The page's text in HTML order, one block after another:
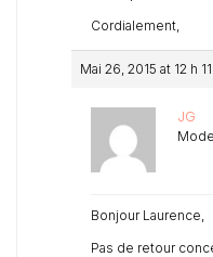
Cordialement,
Mai 26, 2015 at 12 h
JG
Bonjour Laurence,
Pas de retour